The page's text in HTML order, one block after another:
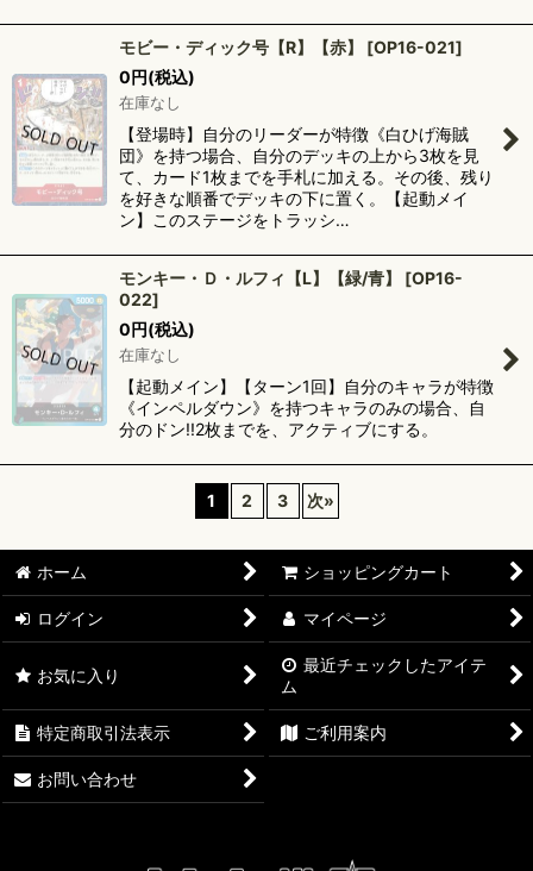
モビー・ディック号【R】【赤】 [OP16-021]
0円(税込)
在庫なし
【登場時】自分のリーダーが特徴《白ひげ海賊
団》を持つ場合、自分のデッキの上から3枚を見
て、カード1枚までを手札に加える。その後、残り
を好きな順番でデッキの下に置く。【起動メイ
ン】このステージをトラッシ…
モンキー・Ｄ・ルフィ【L】【緑/青】 [OP16-
022]
0円(税込)
在庫なし
【起動メイン】【ターン1回】自分のキャラが特徴
《インペルダウン》を持つキャラのみの場合、自
分のドン!!2枚までを、アクティブにする。
1 2 3 次»
ホーム ショッピングカート
ログイン マイページ
お気に入り
最近チェックしたアイテ
ム
特定商取引法表示 ご利用案内
お問い合わせ